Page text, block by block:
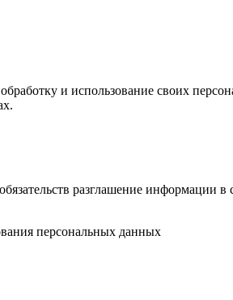
и использование своих
разглашение информации в
персональных данных